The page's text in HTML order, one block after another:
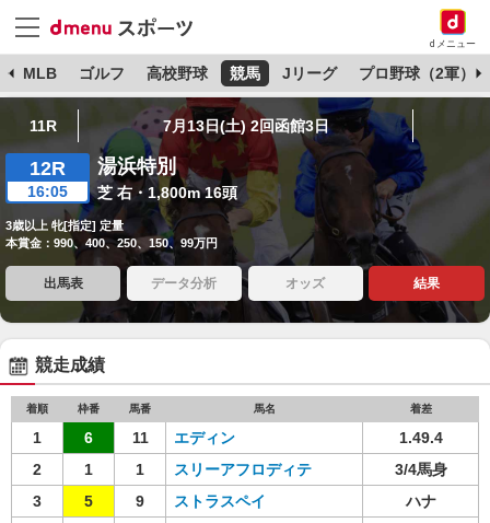
dメニュー
MLB ゴルフ 高校野球 競馬 Jリーグ プロ野球（2軍）
11R 7月13日(土) 2回函館3日
12R
16:05
湯浜特別
芝 右・1,800m 16頭
3歳以上 牝[指定] 定量
本賞金：990、400、250、150、99万円
出馬表 データ分析 オッズ 結果
競走成績
着順 枠番 馬番 馬名 着差
1 6 11 エディン
1.49.4
2
1 1 スリーアフロディテ
3/4馬身
3
5 9 ストラスペイ
ハナ